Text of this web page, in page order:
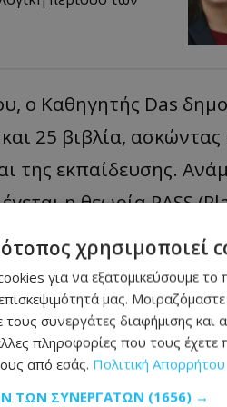
ο Καθηγητής Das
25 βιβλία, ασκώντας
της εκπαίδευσης.
η θεωρία PASS
ανέδειξε την
μάθηση,
πρακτικές. Η
του Alexander
διαφορών, πέρα
χρησιμοποιεί
για να εξατομικεύσουμε το
μας.
συνεργάτες διαφήμισης και
πληροφορίες που τους έχετε
από εσάς. Πολιτική Απορρήτου
ΤΩΝ ΣΥΝΕΡΓΑΤΏΝ (1656) →